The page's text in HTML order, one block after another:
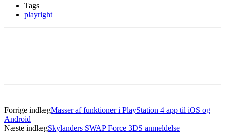
Tags
playright
Forrige indlægMasser af funktioner i PlayStation 4 app til iOS og
Android
Næste indlægSkylanders SWAP Force 3DS anmeldelse